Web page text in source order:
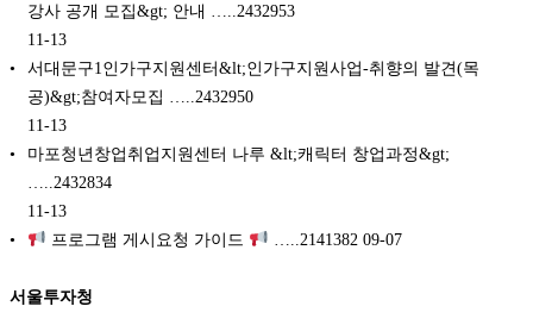
강사 공개 모집&gt; 안내 …..2432953
11-13
서대문구1인가구지원센터&lt;인가구지원사업-취향의 발견(목
공)&gt;참여자모집 …..2432950
11-13
마포청년창업취업지원센터 나루 &lt;캐릭터 창업과정&gt;
…..2432834
11-13
프로그램 게시요청 가이드
…..2141382 09-07
서울투자청